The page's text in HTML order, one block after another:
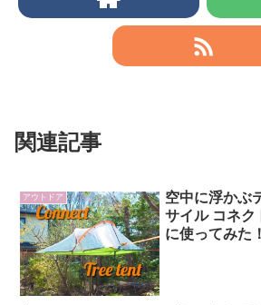
関連記事
アウトドア
空中に浮かぶ
サイル コネク
に使ってみた！